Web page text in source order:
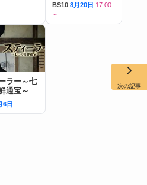
BS10 8月20日 17:00
～
ラー～七
通宝～
6日
次の記事